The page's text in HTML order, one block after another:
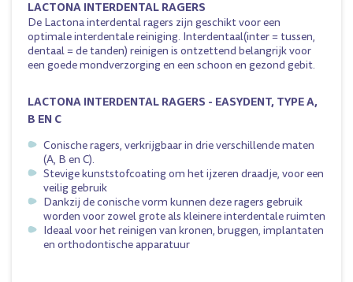
LACTONA INTERDENTAL RAGERS
De Lactona interdental ragers zijn geschikt voor een
optimale interdentale reiniging. Interdentaal(inter = tussen,
dentaal = de tanden) reinigen is ontzettend belangrijk voor
een goede mondverzorging en een schoon en gezond gebit.
LACTONA INTERDENTAL RAGERS - EASYDENT, TYPE A,
B EN C
Conische ragers, verkrijgbaar in drie verschillende maten
(A, B en C).
Stevige kunststofcoating om het ijzeren draadje, voor een
veilig gebruik
Dankzij de conische vorm kunnen deze ragers gebruik
worden voor zowel grote als kleinere interdentale ruimten
Ideaal voor het reinigen van kronen, bruggen, implantaten
en orthodontische apparatuur